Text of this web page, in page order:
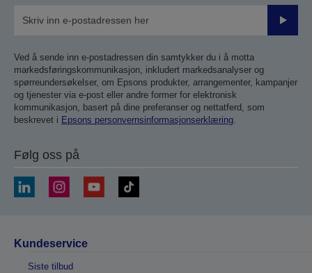
Send
Ved å sende inn e-postadressen din samtykker du i å motta
markedsføringskommunikasjon, inkludert markedsanalyser og
spørreundersøkelser, om Epsons produkter, arrangementer, kampanjer
og tjenester via e-post eller andre former for elektronisk
kommunikasjon, basert på dine preferanser og nettatferd, som
beskrevet i Epsons personvernsinformasjonserklæring.
Følg oss på
Kundeservice
Siste tilbud